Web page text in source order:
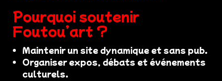
Pourquoi soutenir
Foutou’art ?
Maintenir un site dynamique et sans pub.
Organiser expos, débats et événements
culturels.